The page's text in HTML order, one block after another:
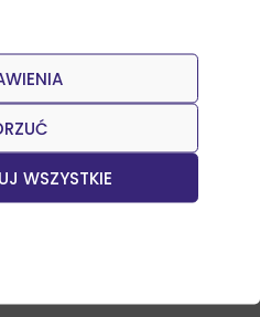
WSZYSTKIE
w sklepie oraz